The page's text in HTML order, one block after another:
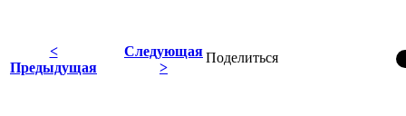
Поделиться
<
Предыдущая
Следующая
>